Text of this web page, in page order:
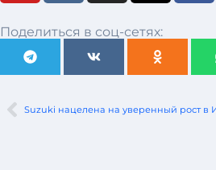
Поделиться в соц-сетях:
Suzuki нацелена на уверенный рост в